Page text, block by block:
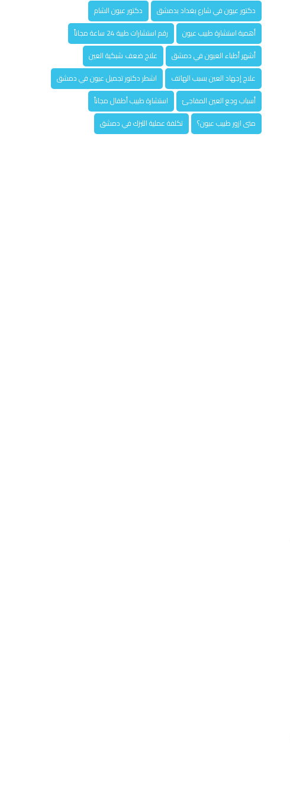
دكتور عيون في شارع بغداد بدمشق
دكتور عيون الشام
أهمية استشارة طبيب عيون
رقم استشارات طبية 24 ساعة مجاناً
أشهر أطباء العيون في دمشق
علاج ضعف شبكية العين
علاج إجهاد العين بسبب الهاتف
اشطر دكتور تجميل عيون في دمشق
أسباب وجع العين المفاجئ
استشارة طبيب أطفال مجاناً
متى ازور طبيب عيون؟
تكلفة عملية الليزك في دمشق